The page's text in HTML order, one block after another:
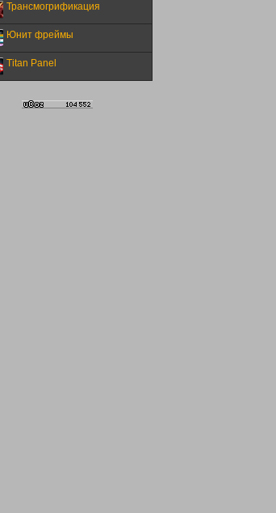
Трансмогрификация
Юнит фреймы
Titan Panel